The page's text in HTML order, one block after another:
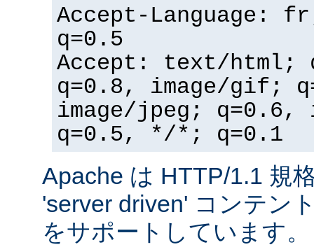
Accept-Language:
q=0.5
Accept: text/html;
q=0.8, image/gif;
image/jpeg; q=0.6,
q=0.5, */*; q=0.1
Apache は HTTP/1.1 規
'server driven' コンテン
をサポートしています